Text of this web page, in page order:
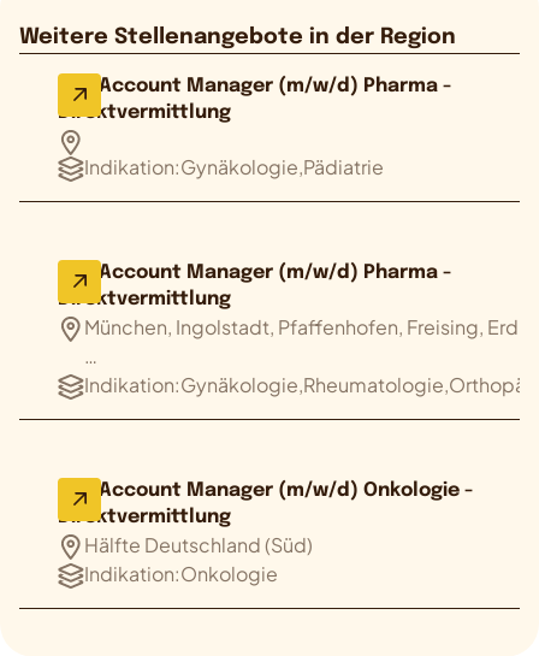
Weitere Stellenangebote in der Region
Key Account Manager (m/w/d) Pharma -
Direktvermittlung
Indikation:Gynäkologie,Pädiatrie
Key Account Manager (m/w/d) Pharma -
Direktvermittlung
München, Ingolstadt, Pfaffenhofen, Freising,
…
Indikation:
Key Account Manager (m/w/d) Onkologie -
Direktvermittlung
Hälfte Deutschland (Süd)
Indikation:Onkologie